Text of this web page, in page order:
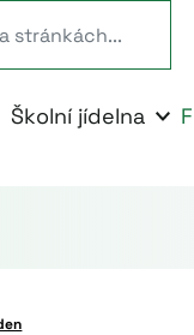
Školní jídelna